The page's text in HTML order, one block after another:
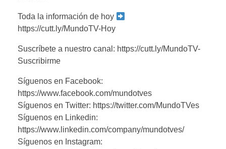
Toda la información de hoy
https://cutt.ly/MundoTV-Hoy
Suscríbete a nuestro canal: https://cutt.ly/MundoTV-
Suscribirme
Síguenos en Facebook:
https://www.facebook.com/mundotves
Síguenos en Twitter: https://twitter.com/MundoTVes
Síguenos en Linkedin:
https://www.linkedin.com/company/mundotves/
Síguenos en Instagram: